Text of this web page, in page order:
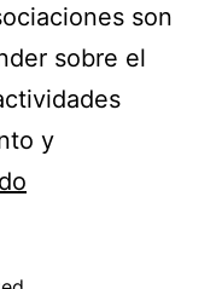
son
sobre el
y